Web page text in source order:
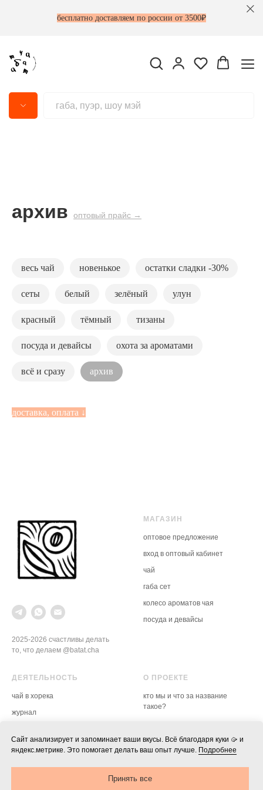
бесплатно доставляем по россии от 3500₽
архив оптовый прайс →
весь чай новенькое остатки сладки -30%
сеты белый зелёный улун
красный тёмный тизаны
посуда и девайсы охота за ароматами
всё и сразу архив
доставка, оплата ↓
капелька-поток
курьером
❯ заказы от 3500₽
доставка по
городу (до Седанки) за наш счёт
❯ до 3500₽ — доставка по городу
Сайт анализирует и запоминает ваши вкусы. Всё благодаря куки 🥠 и
яндекс.метрике. Это помогает делать ваш опыт лучше. Подробнее
Принять все
2025-2026 счастливы делать
то, что делаем @batat.cha
МАГАЗИН
оптовое предложение
вход в оптовый кабинет
чай
габа сет
колесо ароматов чая
посуда и девайсы
ДЕЯТЕЛЬНОСТЬ
чай в хорека
журнал
О ПРОЕКТЕ
кто мы и что за название
такое?
политика конфиденциальности,
оферта, реквизиты
настройки куки
скачать лого ↓